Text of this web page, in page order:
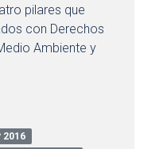
pilares que
con Derechos
Ambiente y
2016